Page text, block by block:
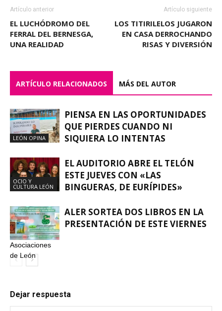
Artículo anterior
EL LUCHÓDROMO DEL
FERRAL DEL BERNESGA,
UNA REALIDAD
Artículo siguiente
LOS TITIRILELOS JUGARON
EN CASA DERROCHANDO
RISAS Y DIVERSIÓN
ARTÍCULO RELACIONADOS MÁS DEL AUTOR
LEÓN OPINA
PIENSA EN LAS OPORTUNIDADES
QUE PIERDES CUANDO NI
SIQUIERA LO INTENTAS
OCIO Y
CULTURA LEÓN
EL AUDITORIO ABRE EL TELÓN
ESTE JUEVES CON «LAS
BINGUERAS, DE EURÍPIDES»
Asociaciones
de León
ALER SORTEA DOS LIBROS EN LA
PRESENTACIÓN DE ESTE VIERNES
Dejar respuesta